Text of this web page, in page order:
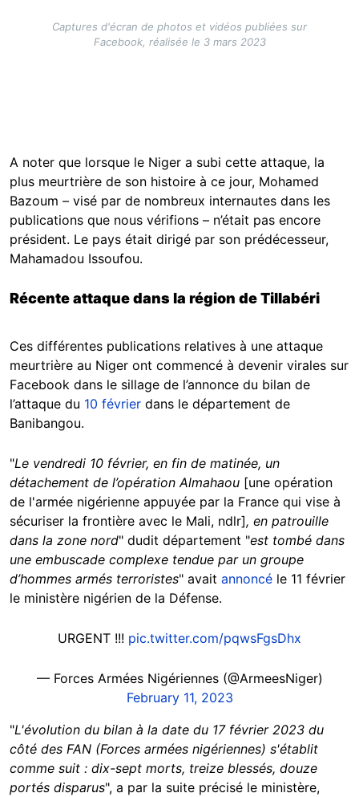
Captures d'écran de photos et vidéos publiées sur
Facebook, réalisée le 3 mars 2023
A noter que lorsque le Niger a subi cette attaque, la
plus meurtrière de son histoire à ce jour, Mohamed
Bazoum – visé par de nombreux internautes dans les
publications que nous vérifions – n’était pas encore
président. Le pays était dirigé par son prédécesseur,
Mahamadou Issoufou.
Récente attaque dans la région de Tillabéri
Ces différentes publications relatives à une attaque
meurtrière au Niger ont commencé à devenir virales sur
Facebook dans le sillage de l’annonce du bilan de
l’attaque du 10 février dans le département de
Banibangou.
"Le vendredi 10 février, en fin de matinée, un
détachement de l’opération Almahaou [une opération
de l'armée nigérienne appuyée par la France qui vise à
sécuriser la frontière avec le Mali, ndlr], en patrouille
dans la zone nord" dudit département "est tombé dans
une embuscade complexe tendue par un groupe
d’hommes armés terroristes" avait annoncé le 11 février
le ministère nigérien de la Défense.
URGENT !!! pic.twitter.com/pqwsFgsDhx
— Forces Armées Nigériennes (@ArmeesNiger)
February 11, 2023
"L'évolution du bilan à la date du 17 février 2023 du
côté des FAN (Forces armées nigériennes) s'établit
comme suit : dix-sept morts, treize blessés, douze
portés disparus", a par la suite précisé le ministère,